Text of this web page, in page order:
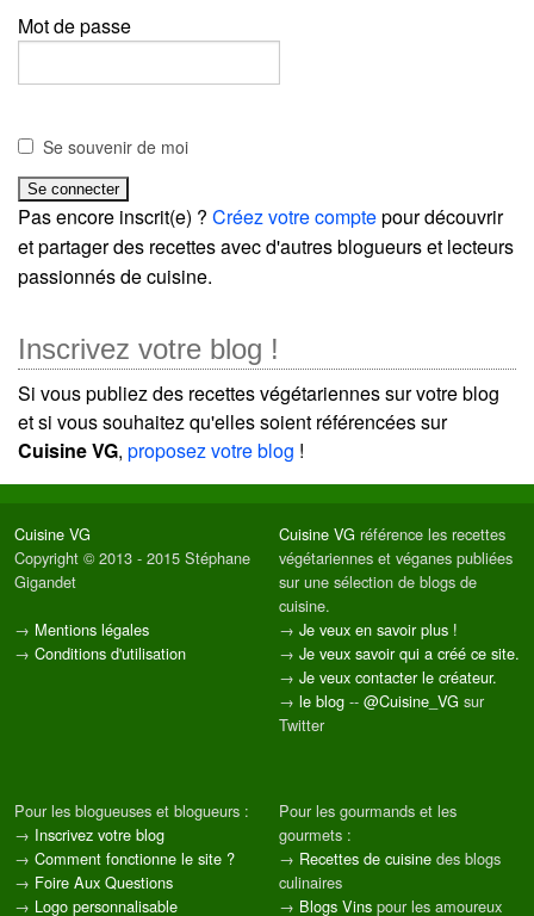
Mot de passe
Se souvenir de moi
Pas encore inscrit(e) ? Créez votre comptepour découvrir
et partager des recettes avec d'autres blogueurs et lecteurs
passionnés de cuisine.
Inscrivez votre blog !
Si vous publiez des recettes végétariennes sur votre blog
et si vous souhaitez qu'elles soient référencées sur
Cuisine VG, proposez votre blog !
Cuisine VG
Copyright © 2013 - 2015 Stéphane
Gigandet
→ Mentions légales
→ Conditions d'utilisation
Cuisine VG référence les recettes
végétariennes et véganes publiées
sur une sélection de blogs de
cuisine.
→ Je veux en savoir plus !
→ Je veux savoir qui a créé ce site.
→ Je veux contacter le créateur.
→ le blog -- @Cuisine_VG sur
Twitter
Pour les blogueuses et blogueurs :
→ Inscrivez votre blog
→ Comment fonctionne le site ?
→ Foire Aux Questions
→ Logo personnalisable
Pour les gourmands et les
gourmets :
→ Recettes de cuisine des blogs
culinaires
→ Blogs Vins pour les amoureux